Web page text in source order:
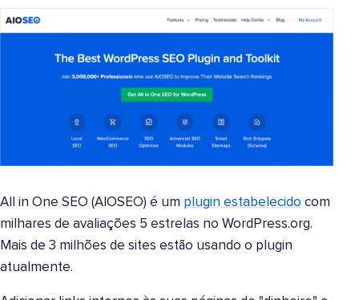
All in One SEO (AIOSEO) é um plugin estabelecido com
milhares de avaliações 5 estrelas no WordPress.org.
Mais de 3 milhões de sites estão usando o plugin
atualmente.